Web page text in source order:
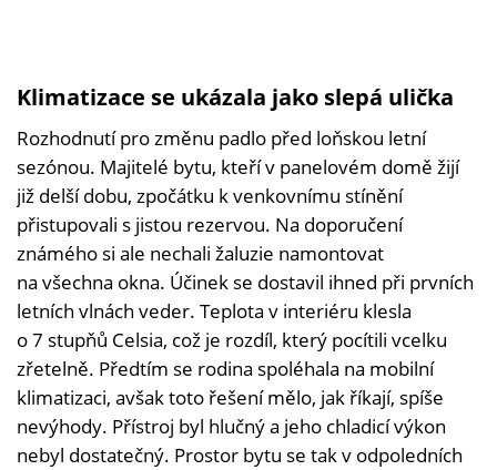
Klimatizace se ukázala jako slepá ulička
Rozhodnutí pro změnu padlo před loňskou letní
sezónou. Majitelé bytu, kteří v panelovém domě žijí
již delší dobu, zpočátku k venkovnímu stínění
přistupovali s jistou rezervou. Na doporučení
známého si ale nechali žaluzie namontovat
na všechna okna. Účinek se dostavil ihned při prvních
letních vlnách veder. Teplota v interiéru klesla
o 7 stupňů Celsia, což je rozdíl, který pocítili vcelku
zřetelně. Předtím se rodina spoléhala na mobilní
klimatizaci, avšak toto řešení mělo, jak říkají, spíše
nevýhody. Přístroj byl hlučný a jeho chladicí výkon
nebyl dostatečný. Prostor bytu se tak v odpoledních